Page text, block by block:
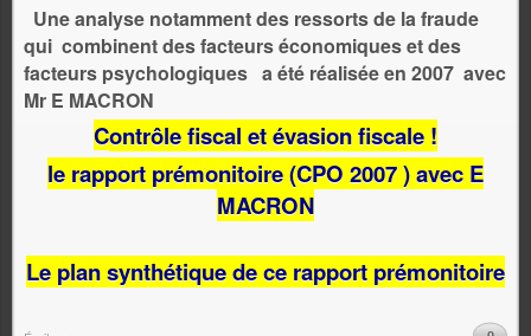
Une analyse notamment des ressorts de la fraude
qui combinent des facteurs économiques et des
facteurs psychologiques a été réalisée en 2007 avec
Mr E MACRON
Contrôle fiscal et évasion fiscale !
le rapport prémonitoire (CPO 2007 ) avec E
MACRON
Le plan synthétique de ce rapport prémonitoire